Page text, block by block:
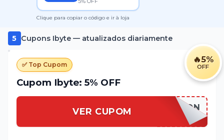
Clique para copiar o código e ir à loja
5 Cupons Ibyte— atualizados diariamente
🔥5%
OFF
✅ Top Cupom
Cupom Ibyte: 5% OFF
VER CUPOM SEMPREON